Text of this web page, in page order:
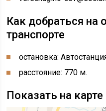
Как добраться на
транспорте
остановка:
расстояние: 770 м.
Показать на карте